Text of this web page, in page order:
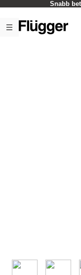
Snabb